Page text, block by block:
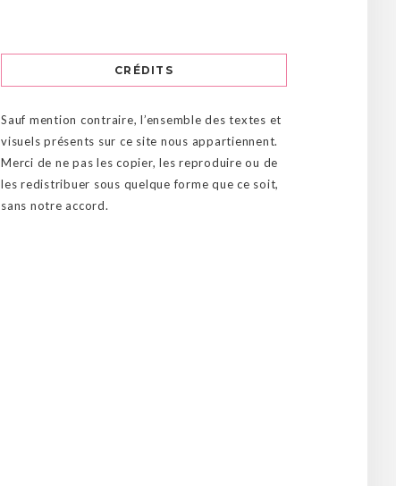
CRÉDITS
Sauf mention contraire, l’ensemble des textes et
visuels présents sur ce site nous appartiennent.
Merci de ne pas les copier, les reproduire ou de
les redistribuer sous quelque forme que ce soit,
sans notre accord.